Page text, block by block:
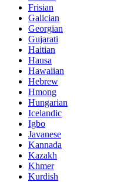
Frisian
Galician
Georgian
Gujarati
Haitian
Hausa
Hawaiian
Hebrew
Hmong
Hungarian
Icelandic
Igbo
Javanese
Kannada
Kazakh
Khmer
Kurdish